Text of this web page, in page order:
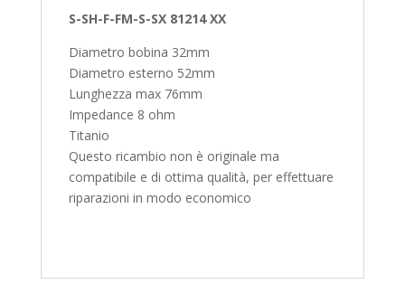
S-SH-F-FM-S-SX 81214 XX
Diametro bobina 32mm
Diametro esterno 52mm
Lunghezza max 76mm
Impedance 8 ohm
Titanio
Questo ricambio non è originale ma
compatibile e di ottima qualità, per effettuare
riparazioni in modo economico